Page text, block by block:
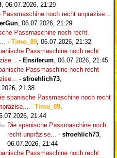
, 06.07.2026, 21:29
Passmaschine noch recht unpräzise...
, 06.07.2026, 21:29
Passmaschine noch recht
- Timo_89, 06.07.2026, 21:32
Passmaschine noch recht
- Ensiferum, 06.07.2026, 21:45
Passmaschine noch recht
- sfroehlich73,
21:38
spanische Passmaschine noch recht
- Timo_89,
21:44
Die spanische Passmaschine noch
recht unpräzise... - sfroehlich73,
06.07.2026, 21:44
Passmaschine noch recht